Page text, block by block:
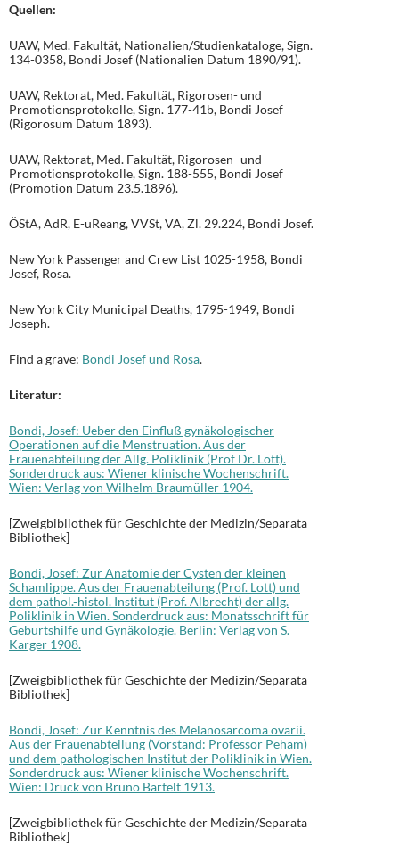
Quellen:
UAW, Med. Fakultät, Nationalien/Studienkataloge, Sign.
134-0358, Bondi Josef (Nationalien Datum 1890/91).
UAW, Rektorat, Med. Fakultät, Rigorosen- und
Promotionsprotokolle, Sign. 177-41b, Bondi Josef
(Rigorosum Datum 1893).
UAW, Rektorat, Med. Fakultät, Rigorosen- und
Promotionsprotokolle, Sign. 188-555, Bondi Josef
(Promotion Datum 23.5.1896).
ÖStA, AdR, E-uReang, VVSt, VA, Zl. 29.224, Bondi Josef.
New York Passenger and Crew List 1025-1958, Bondi
Josef, Rosa.
New York City Municipal Deaths, 1795-1949, Bondi
Joseph.
Find a grave: Bondi Josef und Rosa.
Literatur:
Bondi, Josef: Ueber den Einfluß gynäkologischer
Operationen auf die Menstruation. Aus der
Frauenabteilung der Allg. Poliklinik (Prof Dr. Lott).
Sonderdruck aus: Wiener klinische Wochenschrift.
Wien: Verlag von Wilhelm Braumüller 1904.
[Zweigbibliothek für Geschichte der Medizin/Separata
Bibliothek]
Bondi, Josef: Zur Anatomie der Cysten der kleinen
Schamlippe. Aus der Frauenabteilung (Prof. Lott) und
dem pathol.-histol. Institut (Prof. Albrecht) der allg.
Poliklinik in Wien. Sonderdruck aus: Monatsschrift für
Geburtshilfe und Gynäkologie. Berlin: Verlag von S.
Karger 1908.
[Zweigbibliothek für Geschichte der Medizin/Separata
Bibliothek]
Bondi, Josef: Zur Kenntnis des Melanosarcoma ovarii.
Aus der Frauenabteilung (Vorstand: Professor Peham)
und dem pathologischen Institut der Poliklinik in Wien.
Sonderdruck aus: Wiener klinische Wochenschrift.
Wien: Druck von Bruno Bartelt 1913.
[Zweigbibliothek für Geschichte der Medizin/Separata
Bibliothek]